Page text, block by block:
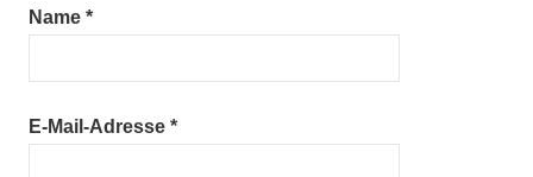
Name *
E-Mail-Adresse *